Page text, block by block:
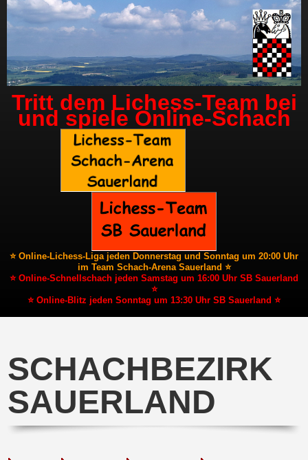
Tritt dem Lichess-Team bei
und spiele Online-Schach
⭐ Online-Lichess-Liga jeden Donnerstag und Sonntag um 20:00 Uhr
im Team Schach-Arena Sauerland ⭐
⭐ Online-Schnellschach jeden Samstag um 16:00 Uhr SB Sauerland
⭐
⭐ Online-Blitz jeden Sonntag um 13:30 Uhr SB Sauerland ⭐
SCHACHBEZIRK
SAUERLAND